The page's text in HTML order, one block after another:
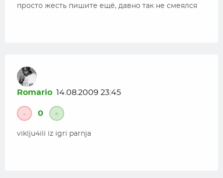
просто жесть пишите ещё, давно так не смеялся
Romario 14.08.2009 23:45
- 0 +
viklju4ili iz igri parnja